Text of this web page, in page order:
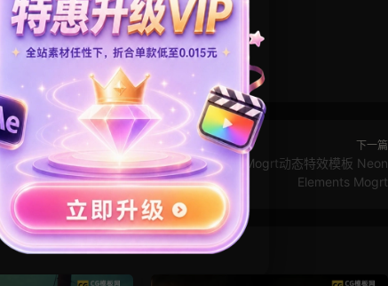
下一篇
PR模板：霓虹灯视频元素特效 发光烟花Mogrt动态特效模板 Neon
Elements Mogrt